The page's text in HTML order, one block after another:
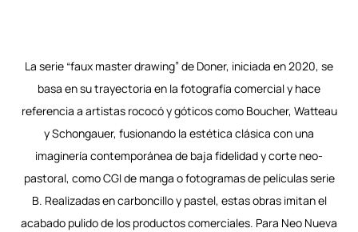
La serie “faux master drawing” de Doner, iniciada en 2020, se
basa en su trayectoria en la fotografía comercial y hace
referencia a artistas rococó y góticos como Boucher, Watteau
y Schongauer, fusionando la estética clásica con una
imaginería contemporánea de baja fidelidad y corte neo-
pastoral, como CGI de manga o fotogramas de películas serie
B. Realizadas en carboncillo y pastel, estas obras imitan el
acabado pulido de los productos comerciales. Para Neo Nueva